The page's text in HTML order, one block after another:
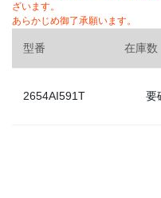
ざいます。
あらかじめ御了承願います。
型番 在庫数
2654AI591T 要